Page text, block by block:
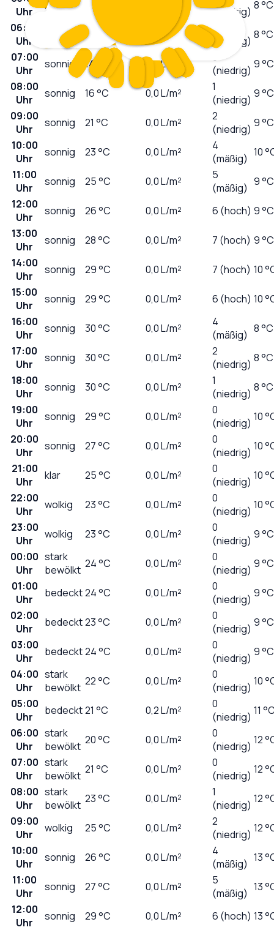
Uhr
klar 15
(niedrig) 8 °C
06:00
Uhr
sonnig 14 °C L/m²
0
(niedrig) 8 °C
07:00
Uhr
sonnig 14 °C 0,0L/m²
0
(niedrig) 9 °C
08:00
Uhr
sonnig 16°C 0,0L/m²
1
(niedrig) 9 °C
09:00
Uhr
sonnig 21 °C 0,0L/m²
2
(niedrig) 9 °C
10:00
Uhr
sonnig 23°C 0,0L/m²
4
(mäßig) 10
11:00
Uhr
sonnig 25°C 0,0L/m²
5
(mäßig) 9 °C
12:00
Uhr
sonnig 26°C 0,0L/m² 6 (hoch) 9 °C
13:00
Uhr
sonnig 28°C 0,0L/m² 7 (hoch) 9 °C
14:00
Uhr
sonnig 29°C 0,0L/m² 7 (hoch) 10
15:00
Uhr
sonnig 29°C 0,0L/m² 6 (hoch) 10
16:00
Uhr
sonnig 30°C 0,0L/m²
4
(mäßig) 8 °C
17:00
Uhr
sonnig 30°C 0,0L/m²
2
(niedrig) 8 °C
18:00
Uhr
sonnig 30°C 0,0L/m²
1
(niedrig) 8 °C
19:00
Uhr
sonnig 29°C 0,0L/m²
0
(niedrig) 10
20:00
Uhr
sonnig 27°C 0,0L/m²
0
(niedrig) 10
21:00
Uhr
klar 25°C 0,0L/m²
0
(niedrig) 10
22:00
Uhr
wolkig 23°C 0,0L/m²
0
(niedrig) 10
23:00
Uhr
wolkig 23°C 0,0L/m²
0
(niedrig) 9 °C
00:00
Uhr
stark
bewölkt 24°C 0,0L/m²
0
(niedrig) 9 °C
01:00
Uhr
bedeckt24°C 0,0L/m²
0
(niedrig) 9 °C
02:00
Uhr
bedeckt23°C 0,0L/m²
0
(niedrig) 9 °C
03:00
Uhr
bedeckt24°C 0,0L/m²
0
(niedrig) 9 °C
04:00
Uhr
stark
bewölkt 22°C 0,0L/m²
0
(niedrig) 10
05:00
Uhr
bedeckt21 °C 0,2L/m²
0
(niedrig) 11
06:00
Uhr
stark
bewölkt 20°C 0,0L/m²
0
(niedrig) 12
07:00
Uhr
stark
bewölkt 21 °C 0,0L/m²
0
(niedrig) 12
08:00
Uhr
stark
bewölkt 23°C 0,0L/m²
1
(niedrig) 12
09:00
Uhr
wolkig 25°C 0,0L/m²
2
(niedrig) 12
10:00
Uhr
sonnig 26°C 0,0L/m²
4
(mäßig) 13
11:00
Uhr
sonnig 27°C 0,0L/m²
5
(mäßig) 13
12:00
Uhr
sonnig 29°C 0,0L/m² 6 (hoch) 13